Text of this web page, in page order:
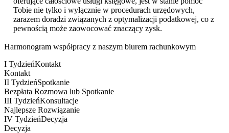
Tobie nie tylko i wyłącznie w procedurach urzędowych,
zarazem doradzi związanych z optymalizacji podatkowej, co z
pewnością może zaowocować znaczący zysk.
Harmonogram współpracy z naszym biurem rachunkowym
I TydzieńKontakt
Kontakt
II TydzieńSpotkanie
Bezpłata Rozmowa lub Spotkanie
III TydzieńKonsultacje
Najlepsze Rozwiązanie
IV TydzieńDecyzja
Decyzja